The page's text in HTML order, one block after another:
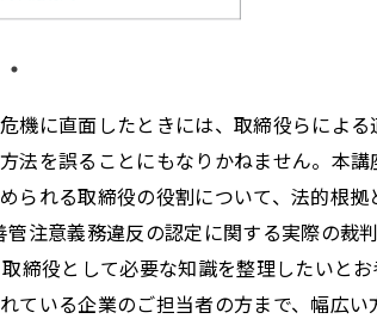
機に直面したときには、取締役らによ
法を誤ることにもなりかねません。本
られる取締役の役割について、法的根拠
注意義務違反の認定に関する実際の裁
締役として必要な知識を整理したいと
ている企業のご担当者の方まで、幅広い